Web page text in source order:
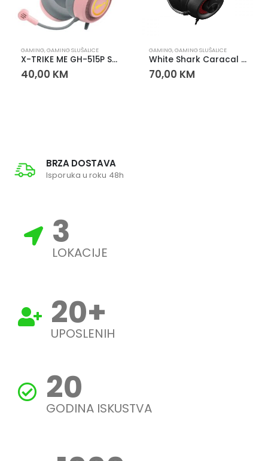
GAMING,GAMING SLUŠALICE
X-TRIKE ME GH-515P SLUŠALICE
40,00 KM
GAMING,GAMING SLUŠALICE
White Shark Caracal Gaming Slušalice sa Mikrofonom
70,00 KM
BRZA DOSTAVA
Isporuka u roku 48h
3
LOKACIJE
20+
UPOSLENIH
20
GODINA ISKUSTVA